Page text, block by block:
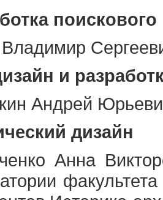
и
Андрей
дизайн
Анна